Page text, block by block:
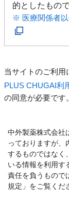
的としたもの
※ 医療関係者以
当サイトのご利用
PLUS CHUGAI利
の同意が必要です。
中外製薬株式会社
っておりますが、
するものではなく
いる情報を利用す
責任を負うもので
規定」をご覧くだ